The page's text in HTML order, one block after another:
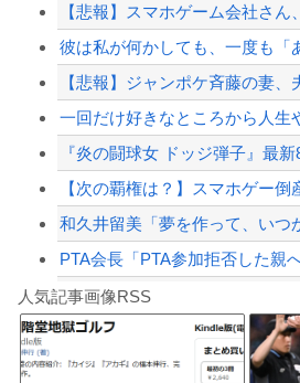
【悲報】坂口杏里、逃走ｗｗ
一回だけ好きなところから人生
和久井留美「夢を作って、いつ
8/4のニュース
人気記事画像RSS